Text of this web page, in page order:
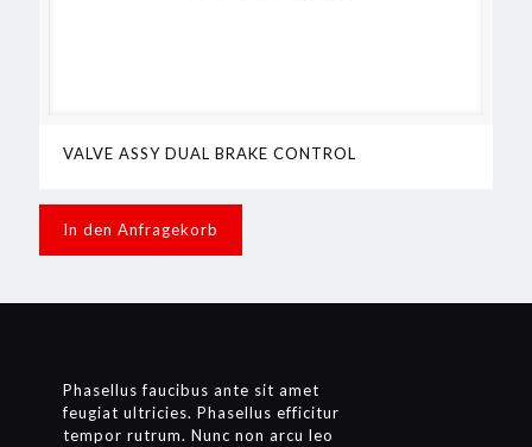
VALVE ASSY DUAL BRAKE CONTROL
In den Anfragekorb
Phasellus faucibus ante sit amet
feugiat ultricies. Phasellus efficitur
tempor rutrum. Nunc non arcu leo